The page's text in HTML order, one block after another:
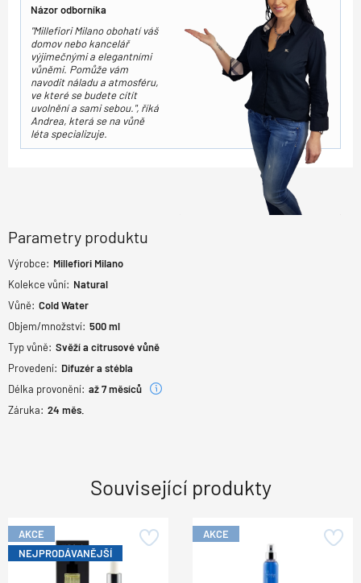
Názor odborníka
"Millefiori Milano obohatí váš
domov nebo kancelář
výjimečnými a elegantními
vůněmi. Pomůže vám
navodit náladu a atmosféru,
ve které se budete cítít
uvolnění a sami sebou.", říká
Andrea, která se na vůně
léta specializuje.
Parametry produktu
Výrobce: Millefiori Milano
Kolekce vůní: Natural
Vůně: Cold Water
Objem/množství: 500 ml
Typ vůně: Svěží a citrusové vůně
Provedení: Difuzér a stébla
Délka provonění: až 7 měsíců
Záruka: 24 měs.
Související produkty
AKCE
NEJPRODÁVANĚJŠÍ
AKCE